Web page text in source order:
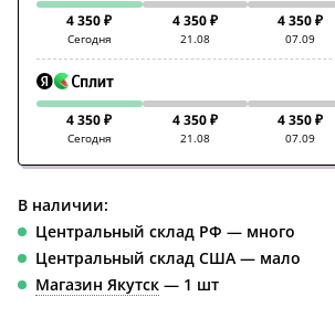
4 350 ₽
Сегодня
4 350 ₽
21.08
4 350 ₽
07.09
4 350 ₽
Сегодня
4 350 ₽
21.08
4 350 ₽
07.09
В наличии:
Центральный склад РФ — много
Центральный склад США — мало
Магазин Якутск — 1 шт